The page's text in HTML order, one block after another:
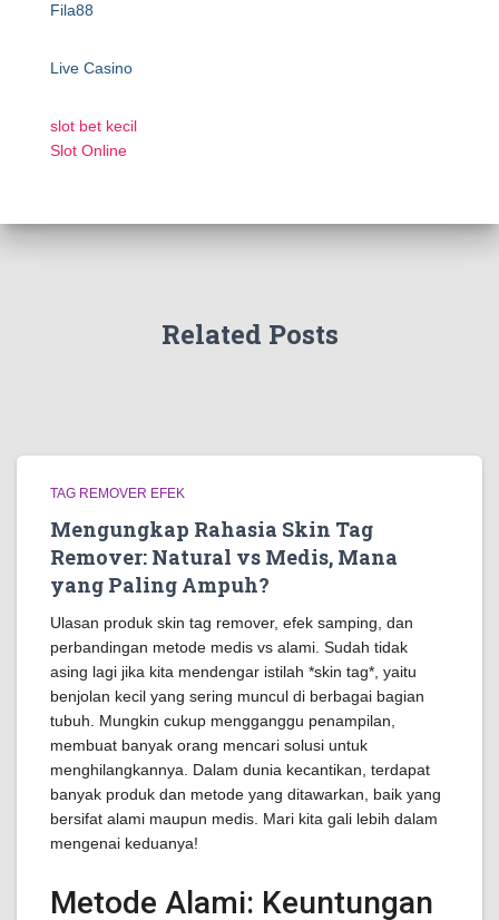
Fila88
Live Casino
slot bet kecil
Slot Online
Related Posts
TAG REMOVER EFEK
Mengungkap Rahasia Skin Tag
Remover: Natural vs Medis, Mana
yang Paling Ampuh?
Ulasan produk skin tag remover, efek samping, dan
perbandingan metode medis vs alami. Sudah tidak
asing lagi jika kita mendengar istilah *skin tag*, yaitu
benjolan kecil yang sering muncul di berbagai bagian
tubuh. Mungkin cukup mengganggu penampilan,
membuat banyak orang mencari solusi untuk
menghilangkannya. Dalam dunia kecantikan, terdapat
banyak produk dan metode yang ditawarkan, baik yang
bersifat alami maupun medis. Mari kita gali lebih dalam
mengenai keduanya!
Metode Alami: Keuntungan